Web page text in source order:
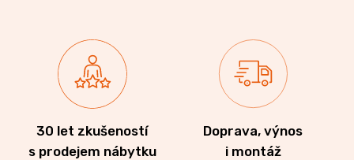
30 let zkušeností
s prodejem nábytku
Doprava, výnos
i montáž